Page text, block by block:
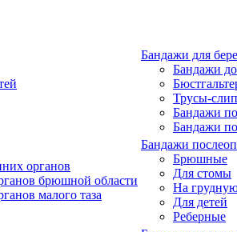
Бандажи для
Бандажи
Трусы-
Бандажи
Бандажи
органов
брюшной области
малого таза
Бандажи
Брюшные
Для стомы
На
Для детей
Реберные